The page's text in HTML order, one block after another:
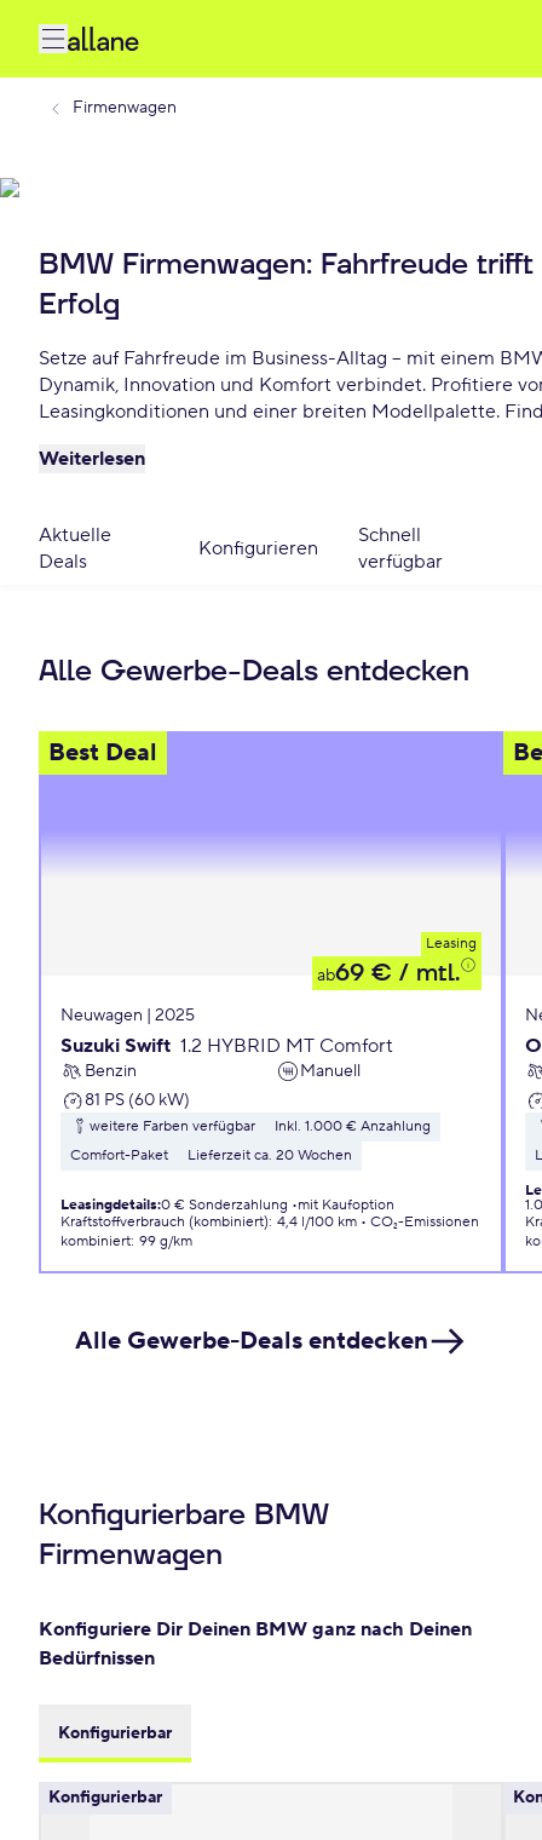
Firmenwagen
BMW Firmenwagen: Fahrfreude
Erfolg
Setze auf Fahrfreude im Business-Alltag – mit einem
Dynamik, Innovation und Komfort verbindet. Profitiere
Leasingkonditionen und einer breiten Modellpalette.
Weiterlesen
Aktuelle
Deals
Konfigurieren
Schnell
verfügbar
Alle Gewerbe-Deals entdecken
Best Deal
Leasing
ab69 € / mtl.
Neuwagen | 2025
Suzuki Swift 1.2 HYBRID MT Comfort
Benzin
Manuell
81 PS (60 kW)
weitere Farben verfügbar
Inkl. 1.000 € Anzahlung
Comfort-Paket
Lieferzeit ca. 20 Wochen
Leasingdetails:0 € Sonderzahlung
mit Kaufoption
Kraftstoffverbrauch (kombiniert): 4,4 l/100 km
CO₂-Emissionen
kombiniert: 99 g/km
Alle Gewerbe-Deals entdecken
Konfigurierbare BMW
Firmenwagen
Konfiguriere Dir Deinen BMW ganz nach Deinen
Bedürfnissen
Konfigurierbar
Konfigurierbar